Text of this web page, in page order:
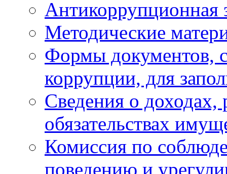
Антикоррупционная
Методические
Формы документов,
коррупции, для
Сведения о доходах,
обязательствах
Комиссия по
поведению и